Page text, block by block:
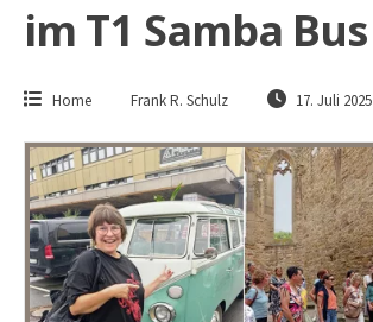
im T1 Samba Bus
Home Frank R. Schulz 17. Juli 2025